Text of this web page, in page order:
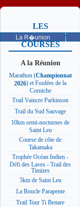
La R�union
LES
PROCHAINES
COURSES
A la Réunion
Marathon (Championnat
2026) et Foulées de la
Corniche
Trail Vaincre Parkinson
Trail du Sud Sauvage
10km semi-nocturnes de
Saint Leu
Course de côte de
Takamaka
Trophée Océan Indien -
Défi des Laves - Trail des
Timizes
5km de Saint Leu
La Boucle Parapente
Trail Tour Ti Benare